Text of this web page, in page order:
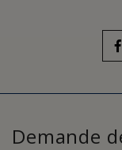
Demande